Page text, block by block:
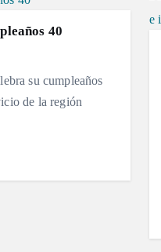
40
su cumpleaños
de la región